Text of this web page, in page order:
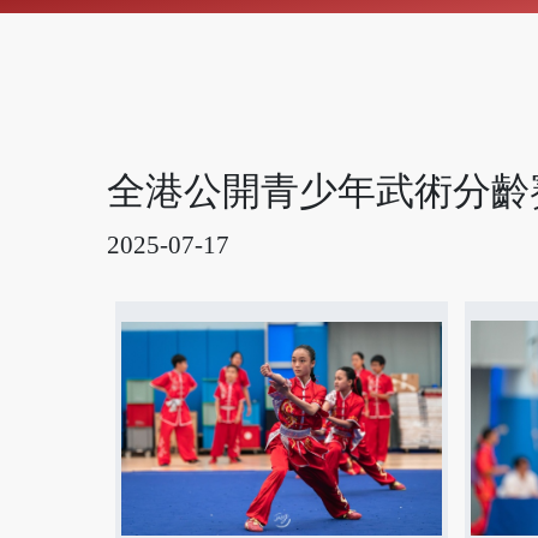
全港公開青少年武術分齡
2025-07-17